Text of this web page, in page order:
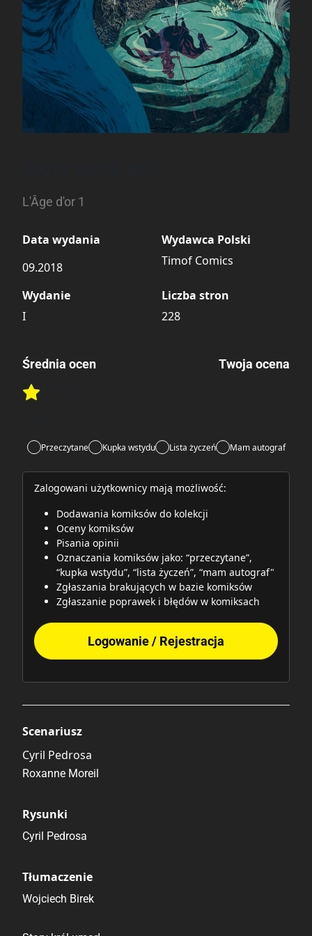
L'Âge d'or 1
Data wydania
09.2018
Wydawca Polski
Timof Comics
Wydanie
I
Liczba stron
228
Średnia ocen
Rate this item:
Twoja ocena
Przeczytane Kupka wstydu Lista życzeń Mam autograf
Zalogowani użytkownicy mają możliwość:
Dodawania komiksów do kolekcji
Oceny komiksów
Pisania opinii
Oznaczania komiksów jako: “przeczytane”,
“kupka wstydu”, “lista życzeń”, “mam autograf"
Zgłaszania brakujących w bazie komiksów
Zgłaszanie poprawek i błędów w komiksach
Logowanie / Rejestracja
Scenariusz
Cyril Pedrosa
Roxanne Moreil
Rysunki
Cyril Pedrosa
Tłumaczenie
Wojciech Birek